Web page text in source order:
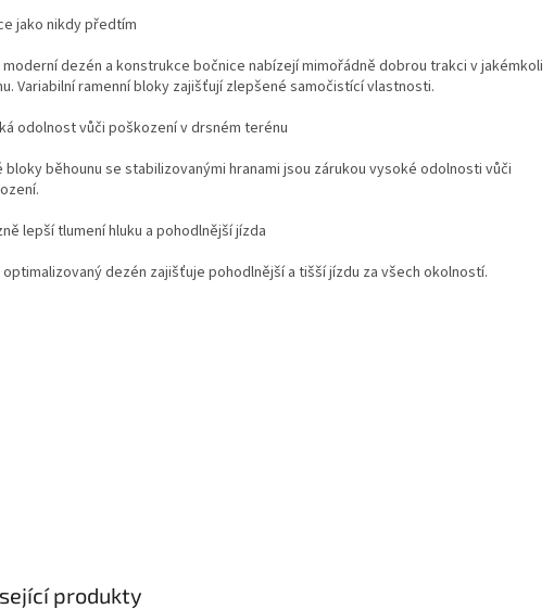
produkty
jako nikdy předtím
moderní dezén a konstrukce bočnice nabízejí mimořádně dobrou trakci v jakémkoli
Variabilní ramenní bloky zajišťují zlepšené samočistící vlastnosti.
odolnost vůči poškození v drsném terénu
bloky běhounu se stabilizovanými hranami jsou zárukou vysoké odolnosti vůči
lepší tlumení hluku a pohodlnější jízda
optimalizovaný dezén zajišťuje pohodlnější a tišší jízdu za všech okolností.